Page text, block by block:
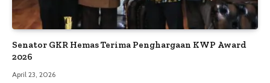
Senator GKR Hemas Terima Penghargaan KWP Award
2026
April 23, 2026